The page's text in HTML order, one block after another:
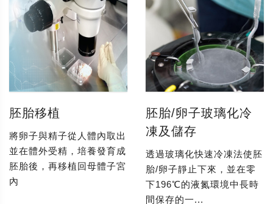
胚胎移植
將卵子與精子從人體內取出
並在體外受精，培養發育成
胚胎後，再移植回母體子宮
內
胚胎/卵子玻璃化冷
凍及儲存
透過玻璃化快速冷凍法使胚
胎/卵子靜止下來，並在零
下196℃的液氮環境中長時
間保存的一...